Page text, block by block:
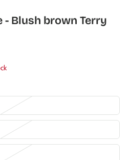
- Blush brown Terry